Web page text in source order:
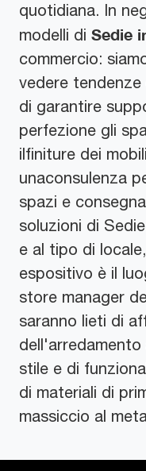
quotidiana. In
modelli di Sedie
commercio:
vedere
di garantire
perfezione gli
ilfiniture dei
unaconsulenza
spazi e
soluzioni di
e al tipo di
espositivo è il
store manager
saranno lieti di
stile e di
di materiali di
massiccio al